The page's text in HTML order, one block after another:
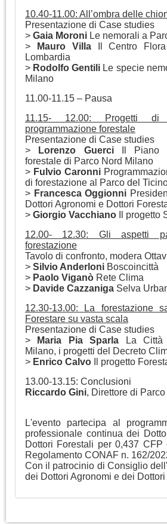
10.40-11.00: All’ombra delle
Presentazione di Case studies
> Gaia Moroni Le nemorali a
>
Mauro VillaIl Centro Flora
Lombardia
> Rodolfo Gentili Le specie
Milano
11.00-11.15 – Pausa
11.15- 12.00: Progetti
programmazione forestale
Presentazione di Case studies
>
Lorenzo GuerciIl Piano
forestale di Parco Nord Milano
> Fulvio Caronni
di forestazione al Parco del
> Francesca Oggionni
Dottori Agronomi e Dottori
> Giorgio Vacchiano Il progetto
12.00- 12.30: Gli aspetti
forestazione
Tavolo di confronto, modera
> Silvio Anderloni Boscoincittà
> Paolo Viganò Rete Clima
> Davide Cazzaniga Selva
12.30-13.00: La forestazione
Forestare su vasta scala
Presentazione di Case studies
>
Maria Pia Sparla La Città
Milano, i progetti del Decreto
> Enrico Calvo Il progetto
13.00-13.15: Conclusioni
Riccardo Gini, Direttore di
L'evento partecipa al
professionale continua dei
Dottori Forestali per 0,437 CFP
Regolamento CONAF n. 162/
Con il patrocinio di Consiglio
dei Dottori Agronomi e dei